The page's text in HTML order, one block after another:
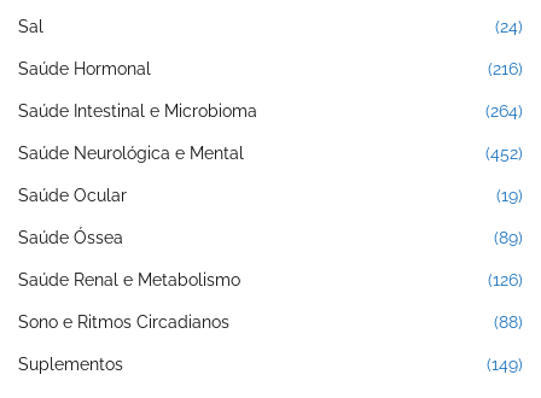
Sal (24)
Saúde Hormonal (216)
Saúde Intestinal e Microbioma (264)
Saúde Neurológica e Mental (452)
Saúde Ocular (19)
Saúde Óssea (89)
Saúde Renal e Metabolismo (126)
Sono e Ritmos Circadianos (88)
Suplementos (149)